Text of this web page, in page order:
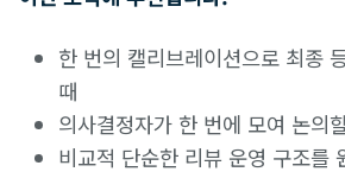
한 번의 캘리브레이션으로 최종
때
의사결정자가 한 번에 모여 논의
비교적 단순한 리뷰 운영 구조를